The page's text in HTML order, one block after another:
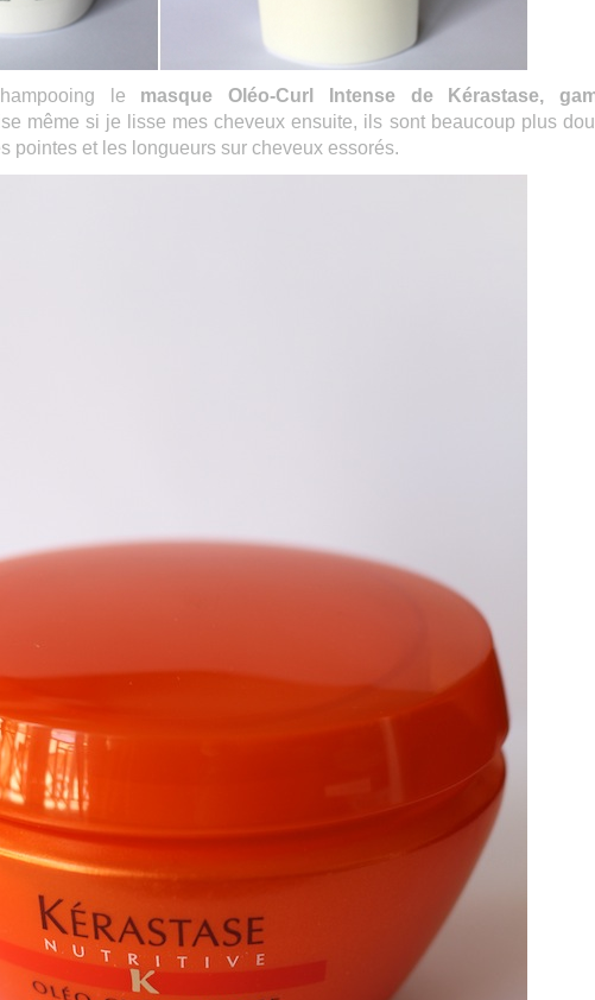
le masque Oléo-Curl Intense de Kérastase,
même si je lisse mes cheveux ensuite, ils sont beaucoup plus
pointes et les longueurs sur cheveux essorés.